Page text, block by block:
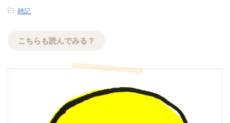
-雑記
こちらも読んでみる？